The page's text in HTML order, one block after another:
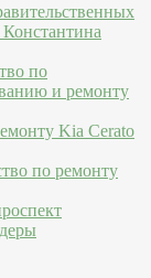
по
и ремонту
Kia Cerato
по ремонту